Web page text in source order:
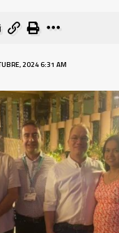
2024 6:31 AM